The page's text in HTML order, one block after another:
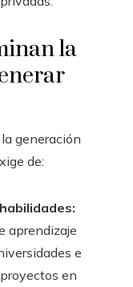
la
generación
de:
aprendizaje
e
en